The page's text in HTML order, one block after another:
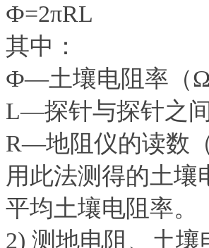
Ф=2πRL
其中：
Ф—土壤电阻率（
L—探针与探针之
R—地阻仪的读数
用此法测得的土
平均土壤电阻率。
2) 测地电阻、土壤